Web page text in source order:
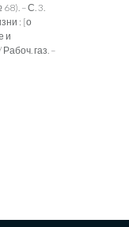
68). – С. 3.
: [о
и
газ. –